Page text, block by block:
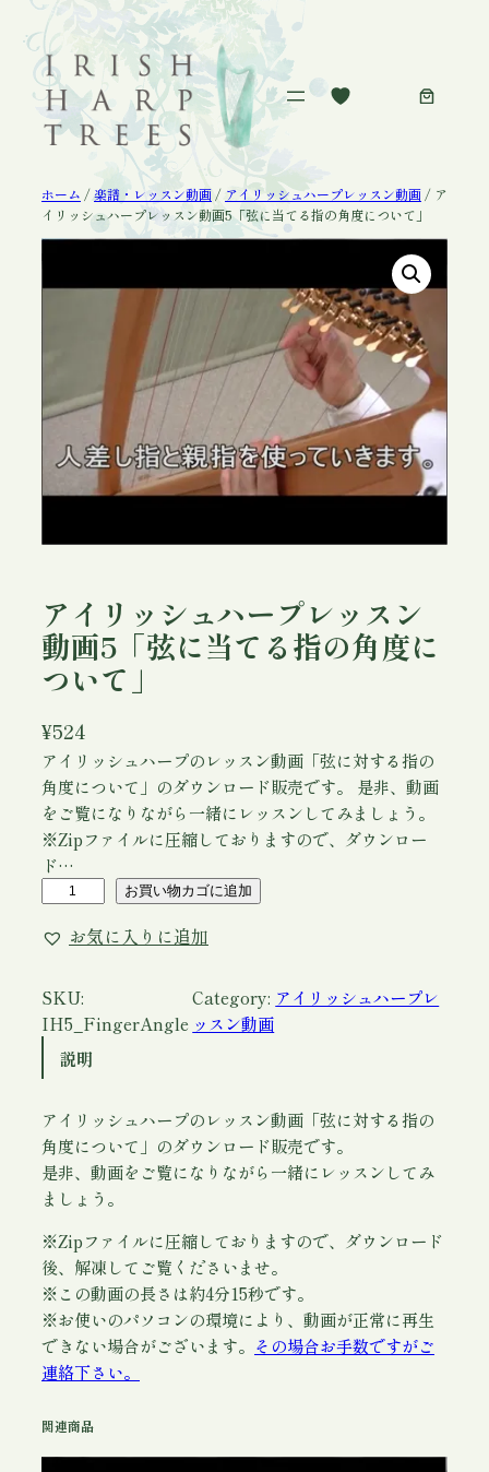
容
ホーム /楽譜・レッスン動画 / アイリッシュハープレッスン動画 / ア
イリッシュハープレッスン動画5「弦に当てる指の角度について」
アイリッシュハープレッスン
動画5「弦に当てる指の角度に
ついて」
¥524
アイリッシュハープのレッスン動画「弦に対する指の
角度について」のダウンロード販売です。 是非、動画
をご覧になりながら一緒にレッスンしてみましょう。
※Zipファイルに圧縮しておりますので、ダウンロー
ド…
リ
シ
ュ
ー
レ
ッ
ス
ン
動
画
5
「
弦
に
当
る
お買い物カゴに追加
お気に入りに追加
SKU:
IH5_FingerAngle
Category: アイリッシュハープレ
ッスン動画
説明
アイリッシュハープのレッスン動画「弦に対する指の
角度について」のダウンロード販売です。
是非、動画をご覧になりながら一緒にレッスンしてみ
ましょう。
※Zipファイルに圧縮しておりますので、ダウンロード
後、解凍してご覧くださいませ。
※この動画の長さは約4分15秒です。
※お使いのパソコンの環境により、動画が正常に再生
できない場合がございます。 その場合お手数ですがご
連絡下さい。
関連商品